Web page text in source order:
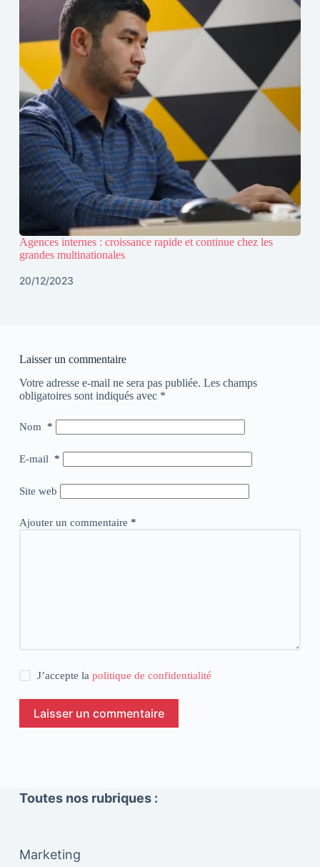
Agences internes : croissance rapide et continue chez les
grandes multinationales
20/12/2023
Laisser un commentaire
Votre adresse e-mail ne sera pas publiée. Les champs
obligatoires sont indiqués avec *
Nom *
E-mail *
Site web
Ajouter un commentaire *
J’accepte lapolitique de confidentialité
Laisser un commentaire
Toutes nos rubriques :
Marketing